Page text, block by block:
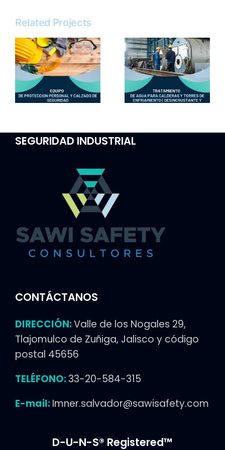
Related Projects
SEGURIDAD INDUSTRIAL
CONTÁCTANOS
DIRECCIÓN:Valle de los Nogales 29,
Tlajomulco de Zuñiga, Jalisco y código
postal 45656
TELÉFONO:33-20-584-315
E-mail:Imner.salvador@sawisafety.com
D-U-N-S® Registered™